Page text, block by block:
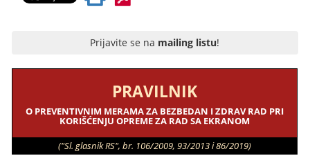
Prijavite se na mailing listu!
PRAVILNIK
O PREVENTIVNIM MERAMA ZA BEZBEDAN I ZDRAV RAD PRI
KORIŠĆENJU OPREME ZA RAD SA EKRANOM
("Sl. glasnik RS", br. 106/2009, 93/2013 i 86/2019)